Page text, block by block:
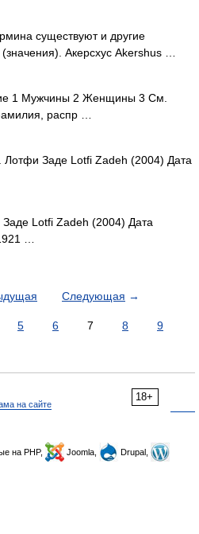
существуют и другие
Акерсхус Akershus …
1 Мужчины 2 Женщины 3 См.
распр …
Заде Lotfi Zadeh (2004) Дата
Lotfi Zadeh (2004) Дата
…
Следующая →
5 6 7 8
9
18+
на сайте
на PHP, Joomla,
Drupal,